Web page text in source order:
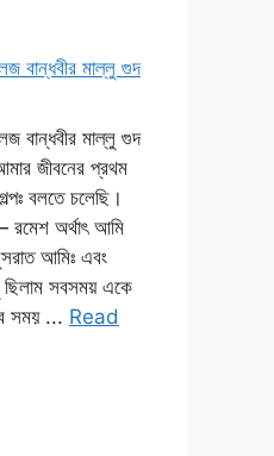
বান্ধবীর মাল্লু গুদ
বান্ধবীর মাল্লু গুদ
জীবনের প্রথম
বলতে চলেছি।
অর্থাৎ আমি
আমিঃ এবং
সবসময় একে
সময় ... Read